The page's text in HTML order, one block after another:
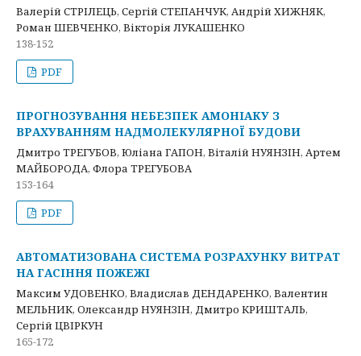
Валерій СТРІЛЕЦЬ, Сергій СТЕПАНЧУК, Андрій ХИЖНЯК,
Роман ШЕВЧЕНКО, Вікторія ЛУКАШЕНКО
138-152
PDF
ПРОГНОЗУВАННЯ НЕБЕЗПЕК АМОНІАКУ З
ВРАХУВАННЯМ НАДМОЛЕКУЛЯРНОЇ БУДОВИ
Дмитро ТРЕГУБОВ, Юліана ГАПОН, Віталій НУЯНЗІН, Артем
МАЙБОРОДА, Флора ТРЕГУБОВА
153-164
PDF
АВТОМАТИЗОВАНА СИСТЕМА РОЗРАХУНКУ ВИТРАТ
НА ГАСІННЯ ПОЖЕЖІ
Максим УДОВЕНКО, Владислав ДЕНДАРЕНКО, Валентин
МЕЛЬНИК, Олександр НУЯНЗІН, Дмитро КРИШТАЛЬ,
Сергій ЦВІРКУН
165-172